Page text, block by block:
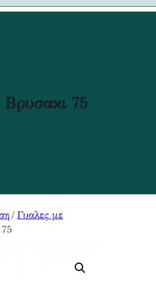
η
75
/ Γυαλες με